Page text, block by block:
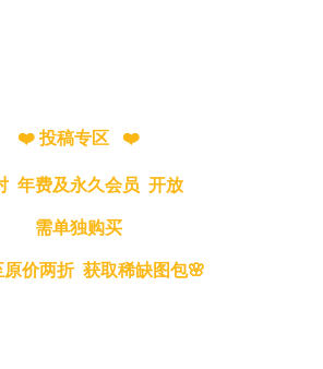
❤️ 投稿专区 ❤️
年费及永久会员 开放
需单独购买
原价两折 获取稀缺图包🌸